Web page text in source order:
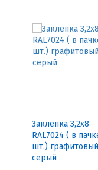
Заклепка 3,2х8
RAL7024 ( в
шт.) графитовый
серый